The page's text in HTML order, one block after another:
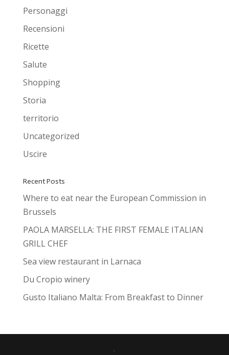
Personaggi
Recensioni
Ricette
Salute
Shopping
Storia
territorio
Uncategorized
Uscire
Recent Posts
Where to eat near the European Commission in
Brussels
PAOLA MARSELLA: THE FIRST FEMALE ITALIAN
GRILL CHEF
Sea view restaurant in Larnaca
Du Cropio winery
Gusto Italiano Malta: From Breakfast to Dinner
.